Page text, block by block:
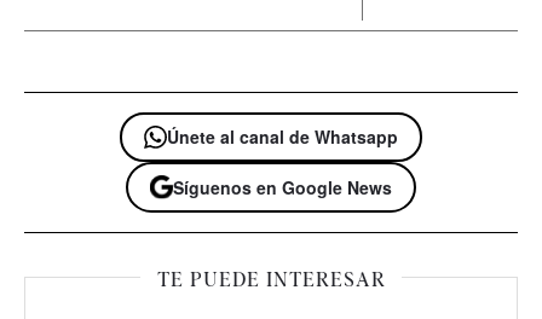
Únete al canal de Whatsapp
Síguenos en Google News
TE PUEDE INTERESAR